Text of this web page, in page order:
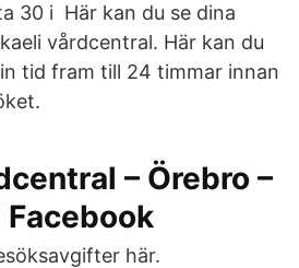
30 i Här kan du se dina
vårdcentral. Här kan du
tid fram till 24 timmar innan
– Örebro –
här.